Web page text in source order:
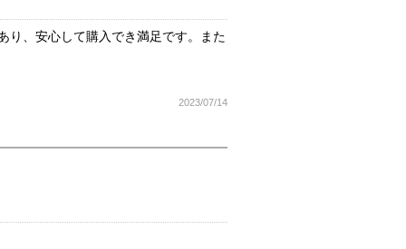
り、安心して購入でき満足です。また
2023/07/14